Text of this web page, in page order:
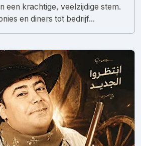
een krachtige, veelzijdige stem.
en diners tot bedrijf...